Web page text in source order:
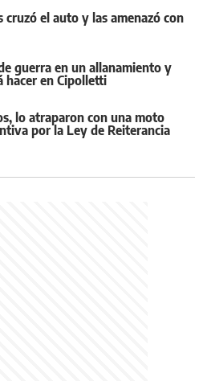
cruzó el auto y las amenazó con
guerra en un allanamiento y
hacer en Cipolletti
lo atraparon con una moto
por la Ley de Reiterancia